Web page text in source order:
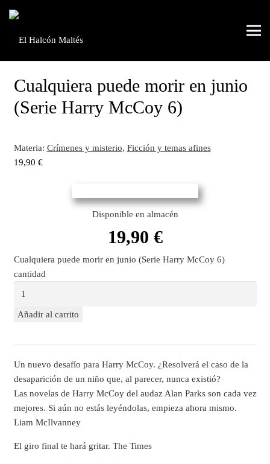
Cualquiera puede morir en junio
(Serie Harry McCoy 6)
Materia: Crímenes y misterio, Ficción y temas afines
19,90 €
Disponible en almacén
19,90 €
Cualquiera puede morir en junio (Serie Harry McCoy 6)
cantidad
Añadir al carrito
Un nuevo desafío para Harry McCoy. ¿Resolverá el caso de la
desaparición de un niño que, al parecer, nunca existió?
Las novelas de Harry McCoy del audaz Alan Parks son cada vez
mejores. Si aún no estás leyéndolas, empieza ahora mismo.
Liam McIlvanney
El giro final te hará gritar. The Times